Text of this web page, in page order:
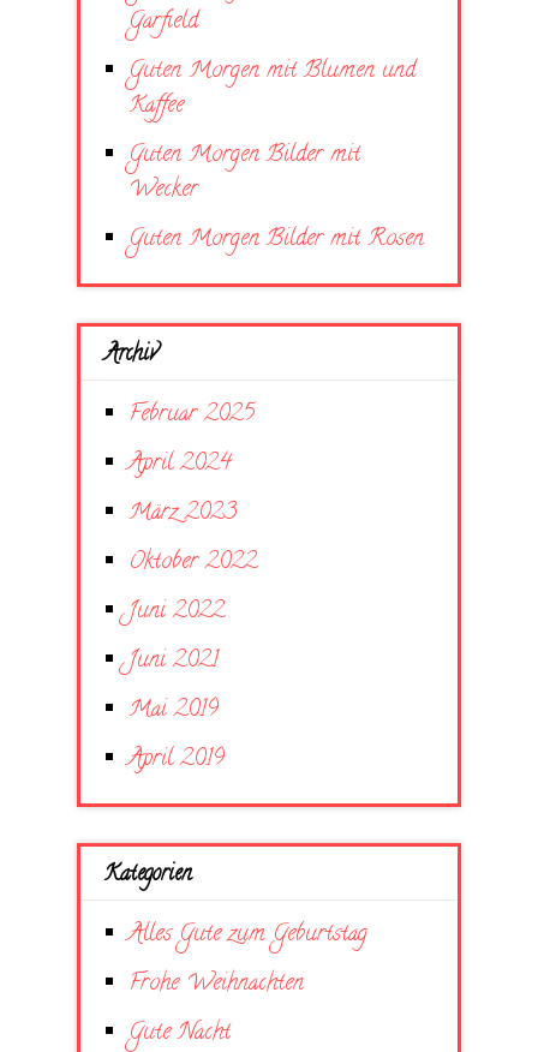
Garfield
Guten Morgen mit Blumen und
Kaffee
Guten Morgen Bilder mit
Wecker
Guten Morgen Bilder mit Rosen
Archiv
Februar 2025
April 2024
März 2023
Oktober 2022
Juni 2022
Juni 2021
Mai 2019
April 2019
Kategorien
Alles Gute zum Geburtstag
Frohe Weihnachten
Gute Nacht